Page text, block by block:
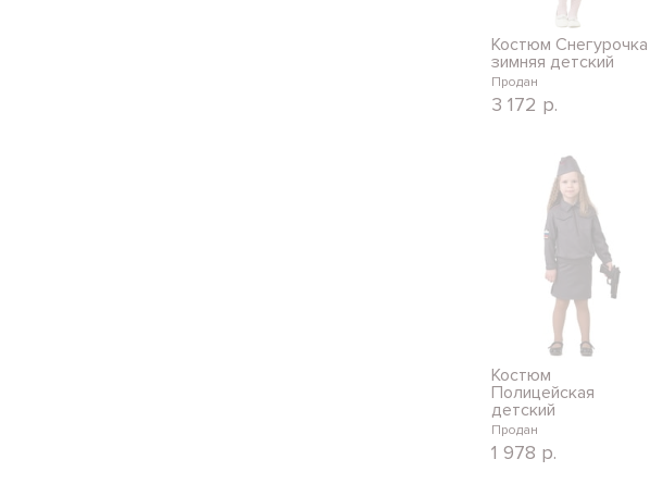
Костюм Снегурочка
зимняя детский
Продан
3 172 р.
Костюм
Полицейская
детский
Продан
1 978 р.